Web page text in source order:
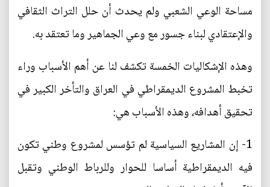
مساحة الوعي الشعبي ولم يحدث أن حلل التراث الثقافي
والإعتقادي لبناء جسور مع وعي الجماهير وما تعتقد به.
وهذه الإشكاليات الخمسة تكشف لنا عن أهم الأسباب وراء
تخبط المشروع الديمقراطي في العراق والتأخر الكبير في
تحقيق أهدافه، وهذه الأسباب هي:
1- إن المشاريع السياسية لم تؤسس لمشروع وطني تكون
فيه الديمقراطية أساسا للحوار وللرباط الوطني وتقبل